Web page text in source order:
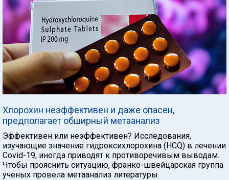
Хлорохин неэффективен и даже опасен,
предполагает обширный метаанализ
Эффективен или неэффективен? Исследования,
изучающие значение гидроксихлорохина (HCQ) в лечении
Covid-19, иногда приводят к противоречивым выводам.
Чтобы прояснить ситуацию, франко-швейцарская группа
ученых провела метаанализ литературы.